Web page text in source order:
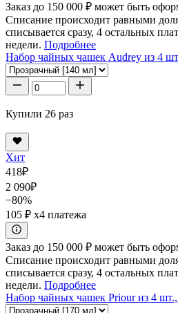
Заказ до 150 000 ₽ может быть
Списание происходит равными
списывается сразу, 4 остальных
недели. Подробнее
Набор чайных чашек Audrey из 4
Купили 26 раз
Хит
418₽
2 090₽
−80%
105 ₽ x4 платежа
Заказ до 150 000 ₽ может быть
Списание происходит равными
списывается сразу, 4 остальных
недели. Подробнее
Набор чайных чашек Priour из 4